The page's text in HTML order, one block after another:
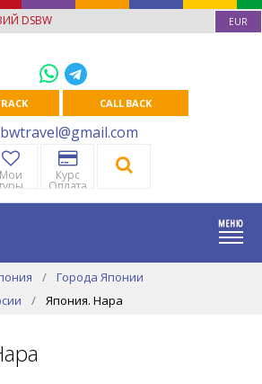
DSBW EUR
CALL BACK
Мои Курс
Оплата
Города Японии
Япония. Нара